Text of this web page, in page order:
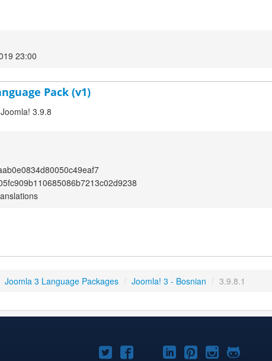
23:00
Pack (v1)
3.9.8
Joomla 3 Language Packages / Joomla! 3 - Bosnian / 3.9.8.1
Joomla!Joomla!Joomla!
Joomla!Joomla!
Joomla!Joomla!